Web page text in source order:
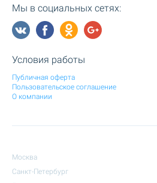
Мы в социальных сетях:
Условия работы
Публичная оферта
Пользовательское соглашение
О компании
Москва
Санкт-Петербург